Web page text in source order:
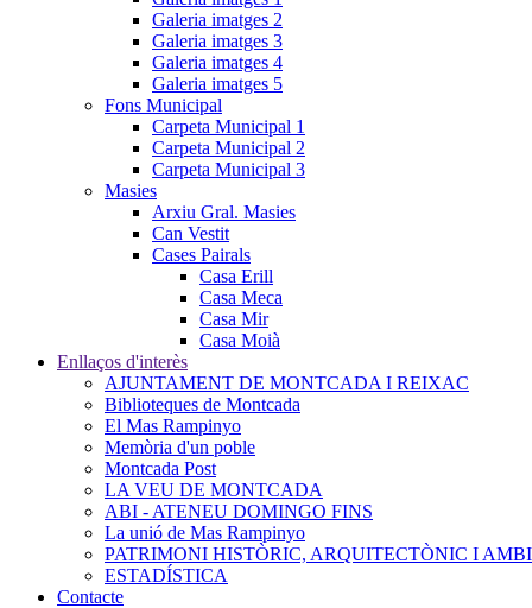
Galeria imatges 2
Galeria imatges 3
Galeria imatges 4
Galeria imatges 5
Fons Municipal
Carpeta Municipal 1
Carpeta Municipal 2
Carpeta Municipal 3
Masies
Arxiu Gral. Masies
Can Vestit
Cases Pairals
Casa Erill
Casa Meca
Casa Mir
Casa Moià
Enllaços d'interès
AJUNTAMENT DE MONTCADA I REIXAC
Biblioteques de Montcada
El Mas Rampinyo
Memòria d'un poble
Montcada Post
LA VEU DE MONTCADA
ABI - ATENEU DOMINGO FINS
La unió de Mas Rampinyo
PATRIMONI HISTÒRIC, ARQUITECTÒNIC I
ESTADÍSTICA
Contacte